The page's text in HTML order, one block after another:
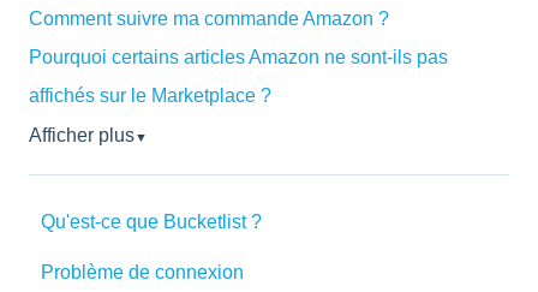
Comment suivre ma commande Amazon ?
Pourquoi certains articles Amazon ne sont-ils pas
affichés sur le Marketplace ?
Afficher plus▼
Qu'est-ce que Bucketlist ?
Problème de connexion